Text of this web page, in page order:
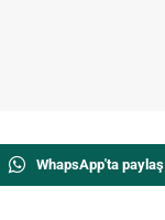
WhapsApp'ta paylaş